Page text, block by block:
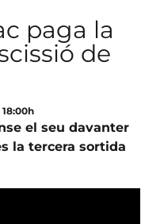
paga la
de
el seu davanter
la tercera sortida